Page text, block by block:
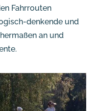
Fahrrouten
denkende und
an und